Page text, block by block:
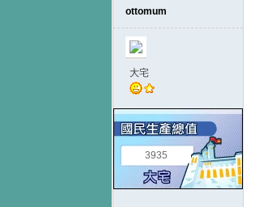
ottomum
大宅
3935